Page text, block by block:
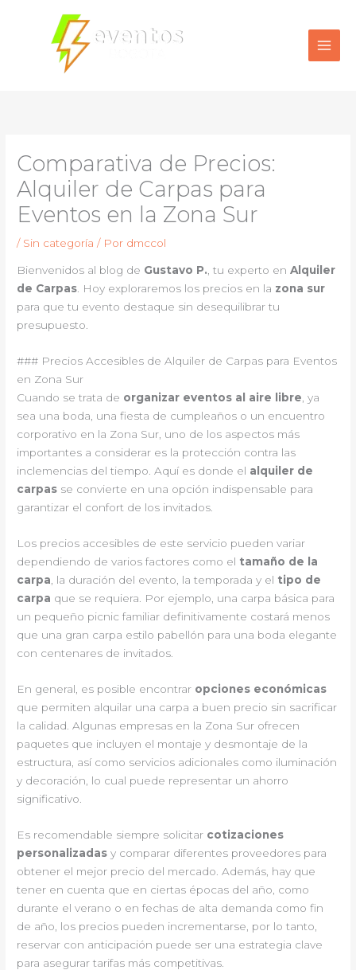
contenido
Comparativa de Precios:
Alquiler de Carpas para
Eventos en la Zona Sur
/ Sin categoría / Por dmccol
Bienvenidos al blog de Gustavo P., tu experto enAlquiler
de Carpas. Hoy exploraremos los precios en la zona sur
para que tu evento destaque sin desequilibrar tu
presupuesto.
### Precios Accesibles de Alquiler de Carpas para Eventos
en Zona Sur
Cuando se trata de organizar eventos al aire libre , ya
sea una boda, una fiesta de cumpleaños o un encuentro
corporativo en la Zona Sur, uno de los aspectos más
importantes a considerar es la protección contra las
inclemencias del tiempo. Aquí es donde el alquiler de
carpas se convierte en una opción indispensable para
garantizar el confort de los invitados.
Los precios accesibles de este servicio pueden variar
dependiendo de varios factores como el tamaño de la
carpa , la duración del evento, la temporada y el tipo de
carpa que se requiera. Por ejemplo, una carpa básica para
un pequeño picnic familiar definitivamente costará menos
que una gran carpa estilo pabellón para una boda elegante
con centenares de invitados.
En general, es posible encontrar opciones económicas
que permiten alquilar una carpa a buen precio sin sacrificar
la calidad. Algunas empresas en la Zona Sur ofrecen
paquetes que incluyen el montaje y desmontaje de la
estructura, así como servicios adicionales como iluminación
y decoración, lo cual puede representar un ahorro
significativo.
Es recomendable siempre solicitar cotizaciones
personalizadas y comparar diferentes proveedores para
obtener el mejor precio del mercado. Además, hay que
tener en cuenta que en ciertas épocas del año, como
durante el verano o en fechas de alta demanda como fin
de año, los precios pueden incrementarse, por lo tanto,
reservar con anticipación puede ser una estrategia clave
para asegurar tarifas más competitivas.